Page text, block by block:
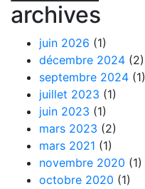
archives
juin 2026 (1)
décembre 2024 (2)
septembre 2024 (1)
juillet 2023 (1)
juin 2023 (1)
mars 2023 (2)
mars 2021 (1)
novembre 2020 (1)
octobre 2020 (1)